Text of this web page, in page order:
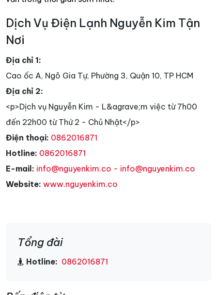
Dịch Vụ Điện Lạnh Nguyễn Kim Tận
Nơi
Địa chỉ 1:
Cao ốc A, Ngô Gia Tự, Phường 3, Quận 10, TP HCM
Địa chỉ 2:
<p>Dịch vụ Nguyễn Kim - L&agrave;m việc từ 7h00
đến 22h00 từ Thứ 2 - Chủ Nhật</p>
Điện thoại: 0862016871
Hotline: 0862016871
E-mail: info@nguyenkim.co - info@nguyenkim.co
Website: www.nguyenkim.co
Tổng đài
Hotline: 0862016871